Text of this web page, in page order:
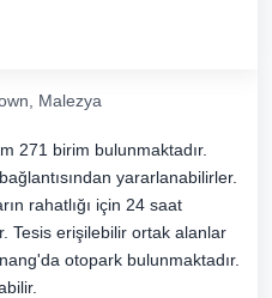
Malezya
271 birim bulunmaktadır.
yararlanabilirler.
rahatlığı için 24 saat
Tesis erişilebilir ortak alanlar
otopark bulunmaktadır.